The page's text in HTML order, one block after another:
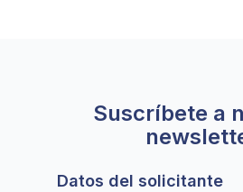
Suscríbete a
Datos del solicitante